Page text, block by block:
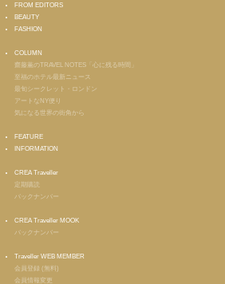
FROM EDITORS
BEAUTY
FASHION
COLUMN
齋藤薫のTRAVEL NOTES「心に残る時間」
至福のホテル最新ニュース
最旬シークレット・ロンドン
アートなNY便り
気になる世界の街角から
FEATURE
INFORMATION
CREA Traveller
定期購読
バックナンバー
CREA Traveller MOOK
バックナンバー
Traveller WEB MEMBER
会員登録 (無料)
会員情報変更